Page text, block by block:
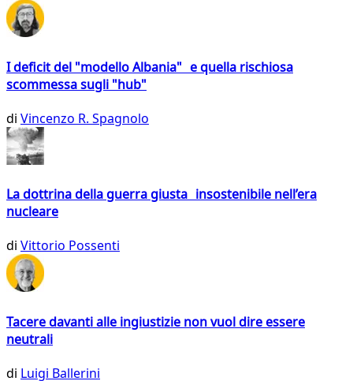
I deficit del "modello Albania" e quella rischiosa
scommessa sugli "hub"
di Vincenzo R. Spagnolo
La dottrina della guerra giusta insostenibile nell’era
nucleare
di Vittorio Possenti
Tacere davanti alle ingiustizie non vuol dire essere
neutrali
di Luigi Ballerini